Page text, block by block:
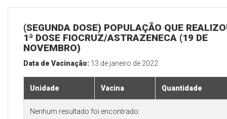
(SEGUNDA DOSE) POPULAÇÃO QUE
1ª DOSE FIOCRUZ/ASTRAZENECA (19 DE
NOVEMBRO)
Data de Vacinação: 13 de janeiro de 2022
Unidade Vacina Quantidade
Nenhum resultado foi encontrado.